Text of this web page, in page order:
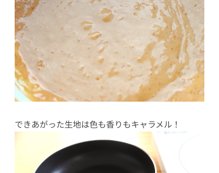
できあがった生地は色も香りもキャラメル！